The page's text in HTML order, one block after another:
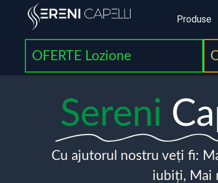
Produse
OFERTE Lozione
Sereni
Cu ajutorul nostru veți fi:
iubiți, Mai